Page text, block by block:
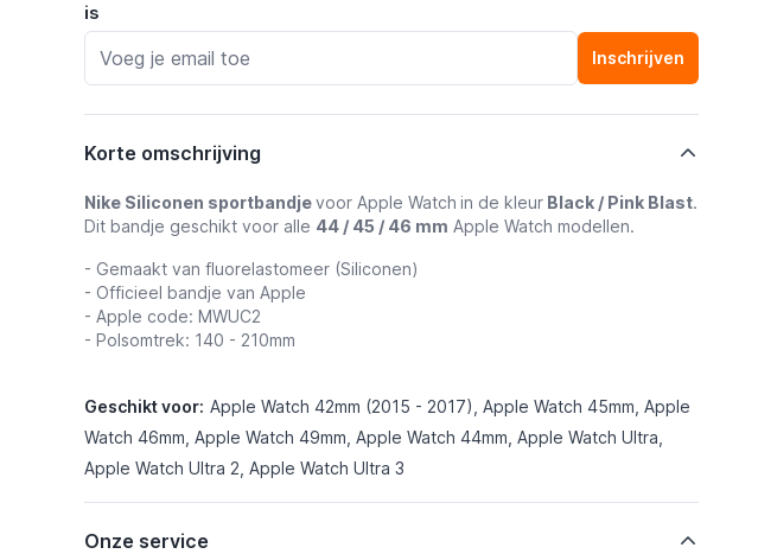
is
Inschrijven
Korte omschrijving
Nike Siliconen sportbandjevoor Apple Watch in de kleurBlack / Pink Blast.
Dit bandje geschikt voor alle 44 / 45 / 46 mm Apple Watch modellen.
- Gemaakt van fluorelastomeer (Siliconen)
- Officieel bandje van Apple
- Apple code: MWUC2
- Polsomtrek: 140 - 210mm
Geschikt voor: Apple Watch 42mm (2015 - 2017), Apple Watch 45mm, Apple
Watch 46mm, Apple Watch 49mm, Apple Watch 44mm, Apple Watch Ultra,
Apple Watch Ultra 2, Apple Watch Ultra 3
Onze service